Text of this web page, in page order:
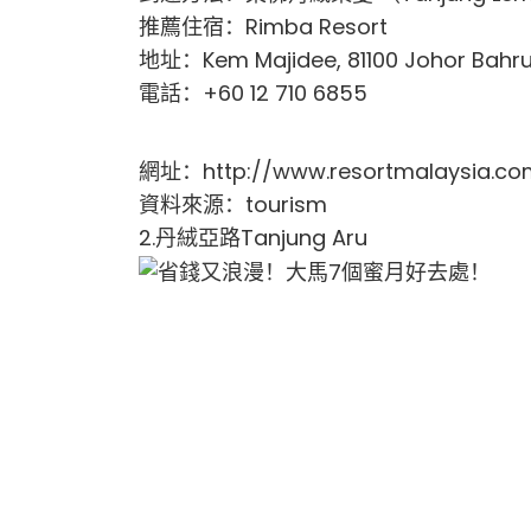
推薦住宿：Rimba Resort
地址：Kem Majidee, 81100 Johor
電話：+60 12 710 6855
網址：http://
資料來源：tourism
2.丹絨亞路Tanjung Aru